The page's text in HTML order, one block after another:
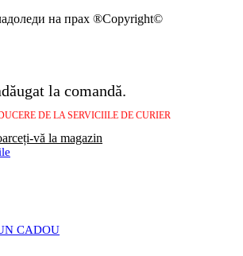
на прах ®Copyright©
la comandă.
DE LA SERVICIILE DE CURIER
vă la magazin
CADOU